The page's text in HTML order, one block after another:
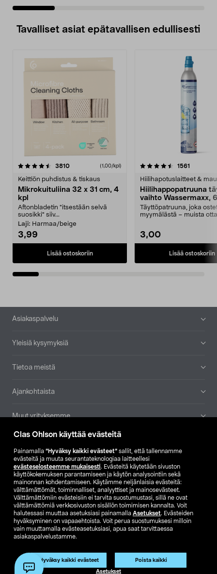
Clas Ohlson käyttää evästeitä
Painamalla ”Hyväksy kaikki evästeet” sallit, että tallennamme
evästeitä ja muuta seurantateknologiaa laitteellesi
evästeselosteemme mukaisesti. Evästeitä käytetään sivuston
käyttökokemuksen parantamiseen ja käytön analysointiin sekä
mainonnan kohdentamiseen. Käytämme neljänlaisia evästeitä:
välttämättömät, toiminnalliset, analyyttiset ja mainosevästeet.
Välttämättömiin evästeisiin ei tarvita suostumustasi, sillä ne ovat
välttämättömiä verkkosivuston sisällön toimimisen kannalta. Voit
halutessasi muuttaa asetuksiasi painamalla Asetukset. Evästeiden
hyväksyminen on vapaaehtoista. Voit perua suostumuksesi milloin
vain muuttamalla evästeasetuksiasi, apua saat tarvittaessa
asiakaspalvelustamme.
Hyväksy kaikki evästeet Poista kaikki
Asetukset
Tuote on poistunut
Tuotenro:51-29
Tavalliset asiat epätavallisen edullisesti
3810arvostelut (1,00/kpl)
Keittiön puhdistus & tiskaus
Mikrokuituliina 32 x 31 cm, 4
kpl
Aftonbladetin "itsestään selvä
suosikki" siiv...
Laji: Harmaa/beige
3,99
Lisää ostoskoriin
4.5viidestä
1561
Hiilihapotuslaitteet &
Hiilihappopatruuna
vaihto Wassermaxx,
Täyttöpatruuna, joka
myymälästä – muista
3,00
Lisää ostoskoriin
4.5viidestä
Alatunniste
Asiakaspalvelu
Yleisiä kysymyksiä
Tietoa meistä
Ajankohtaista
Muut yrityksemme
Etsi myymälä
SE NO FI
FI SV
Näytä hinnat ilman ALV:a